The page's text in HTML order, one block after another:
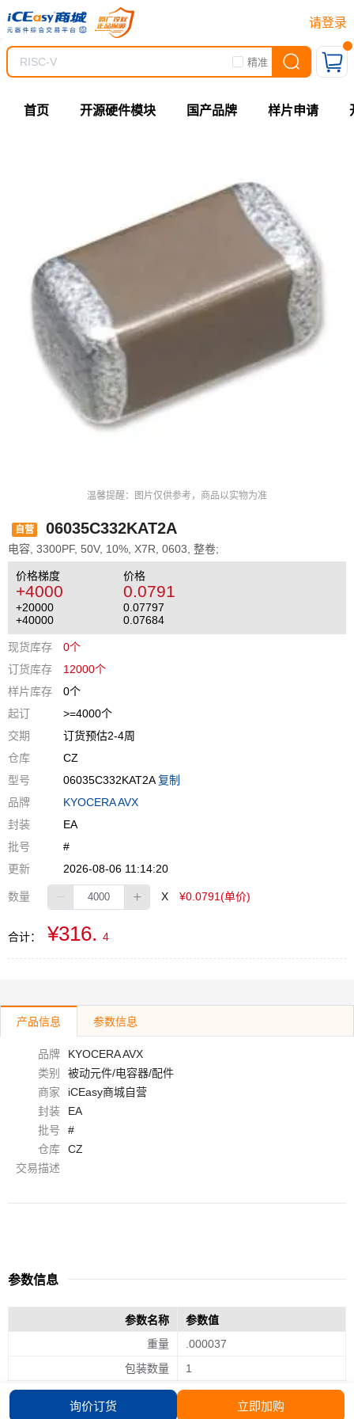
请登录
精准
首页 开源硬件模块 国产品牌 样片申请
温馨提醒：图片仅供参考，商品以实物为准
自营 06035C332KAT2A
电容, 3300PF, 50V, 10%, X7R, 0603, 整卷;
价格梯度 价格
+4000 0.0791
+20000
0.07797
+40000
0.07684
现货库存
0个
订货库存
12000个
样片库存
0个
起订
>=4000个
交期
订货预估2-4周
仓库
CZ
型号
06035C332KAT2A复制
品牌
KYOCERA AVX
封装
EA
批号
#
更新
2026-08-06 11:14:20
数量 X ¥0.0791(单价)
合计： ¥316. 4
立即加购
询价订货
产品信息 参数信息
品牌
KYOCERA AVX
类别
被动元件/电容器/配件
商家
iCEasy商城自营
封装
EA
批号
#
仓库
CZ
交易描述
参数信息
参数名称
参数值
重量
.000037
包装数量
1